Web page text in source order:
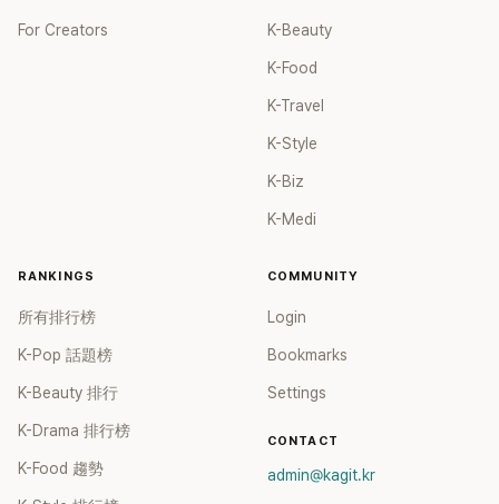
For Creators K-Beauty
K-Food
K-Travel
K-Style
K-Biz
K-Medi
RANKINGS
所有排行榜
K-Pop 話題榜
K-Beauty 排行
K-Drama 排行榜
K-Food 趨勢
COMMUNITY
Login
Bookmarks
Settings
CONTACT
admin@kagit.kr